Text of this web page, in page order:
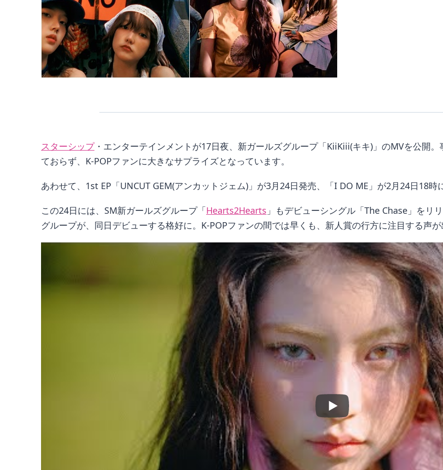
スターシップ・エンターテインメントが17日夜、新ガールズグループ「KiiKiii(キキ)」のMVを公開
ておらず、K-POPファンに大きなサプライズとなっています。
あわせて、1st EP「UNCUT GEM(アンカットジェム)」が3月24日発売、「I DO ME」が2月24日18時
この24日には、SM新ガールズグループ「Hearts2Hearts 」もデビューシングル「The Chase」をリ
グループが、同日デビューする格好に。K-POPファンの間では早くも、新人賞の行方に注目する声が